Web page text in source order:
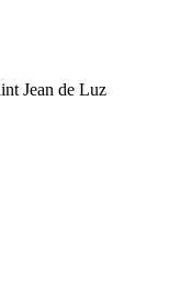
Jean de Luz